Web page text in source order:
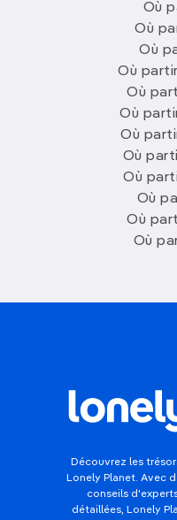
Où
Où
Où
Où
Où
Où
Où
Où
Où
Où
Où
Où
Découvrez les
Lonely Planet. Avec
conseils
détaillées, Lonely